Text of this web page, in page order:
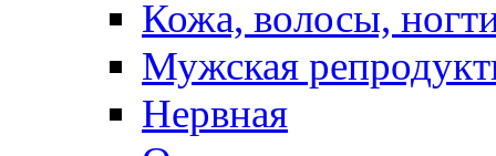
Кожа, волосы,
Мужская
Нервная